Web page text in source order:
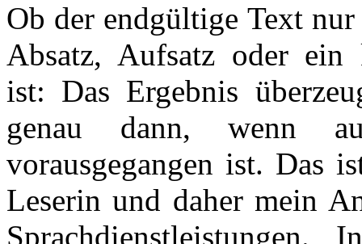
Ob der endgültige Text nur
Absatz, Aufsatz oder ein
ist: Das Ergebnis
genau dann, wenn
vorausgegangen ist. Das
Leserin und daher mein